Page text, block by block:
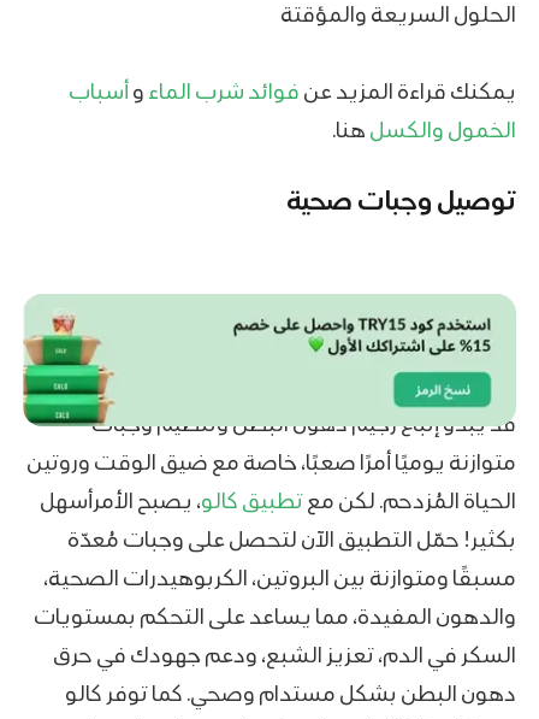
الحلول السريعة والمؤقتة
يمكنك قراءة المزيد عن فوائد شرب الماء وأسباب
الخمول والكسل هنا.
توصيل وجبات صحية
قد يبدو إتّباع رجيم دهون البطن وتنظيم وجبات
متوازنة يوميًا أمرًا صعبًا، خاصة مع ضيق الوقت وروتين
الحياة المُزدحم. لكن معتطبيق كالو، يصبح الأمرأسهل
بكثير! حمّل التطبيق الآن لتحصل على وجبات مُعدّة
مسبقًا ومتوازنة بين البروتين، الكربوهيدرات الصحية،
والدهون المفيدة، مما يساعد على التحكم بمستويات
السكر في الدم، تعزيز الشبع، ودعم جهودك في حرق
دهون البطن بشكل مستدام وصحي. كما توفر كالو